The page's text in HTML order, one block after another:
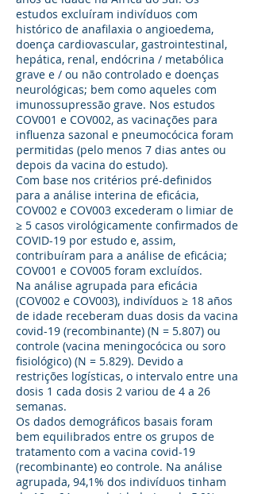
estudos excluíram indivíduos com
histórico de anafilaxia o angioedema,
doença cardiovascular, gastrointestinal,
hepática, renal, endócrina / metabólica
grave e / ou não controlado e doenças
neurológicas; bem como aqueles com
imunossupressão grave. Nos estudos
COV001 e COV002, as vacinações para
influenza sazonal e pneumocócica foram
permitidas (pelo menos 7 dias antes ou
depois da vacina do estudo).
Com base nos critérios pré-definidos
para a análise interina de eficácia,
COV002 e COV003 excederam o limiar de
≥ 5 casos virológicamente confirmados de
COVID-19 por estudo e, assim,
contribuíram para a análise de eficácia;
COV001 e COV005 foram excluídos.
Na análise agrupada para eficácia
(COV002 e COV003), indivíduos ≥ 18 años
de idade receberam duas dosis da vacina
covid-19 (recombinante) (N = 5.807) ou
controle (vacina meningocócica ou soro
fisiológico) (N = 5.829). Devido a
restrições logísticas, o intervalo entre una
dosis 1 cada dosis 2 variou de 4 a 26
semanas.
Os dados demográficos basais foram
bem equilibrados entre os grupos de
tratamento com a vacina covid-19
(recombinante) eo controle. Na análise
agrupada, 94,1% dos indivíduos tinham